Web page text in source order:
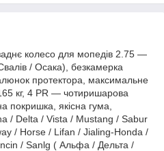
колесо для мопедів 2.75 —
/ Осака), безкамерка
протектора, максимальне
кг, 4 PR — чотиришарова
покришка, якісна гума,
/ Delta / Vista / Mustang / Sabur
/ Horse / Lifan / Jialing-Honda /
/ Sanlg ( Альфа / Дельта /